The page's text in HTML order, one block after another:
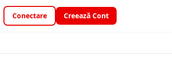
Conectare Creează Cont